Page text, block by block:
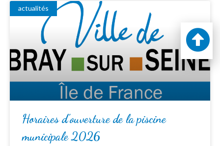
actualités
Horaires d’ouverture de la piscine
municipale 2026